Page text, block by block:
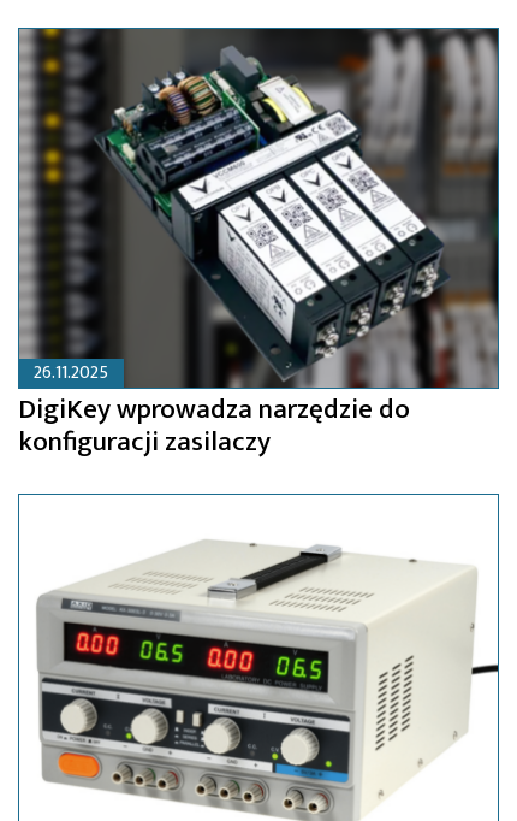
26.11.2025
DigiKey wprowadza narzędzie do
konfiguracji zasilaczy